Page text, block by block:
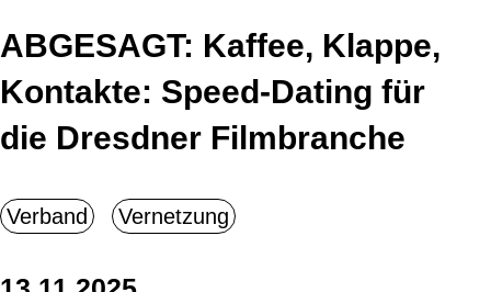
ABGESAGT: Kaffee, Klappe,
Kontakte: Speed-Dating für
die Dresdner Filmbranche